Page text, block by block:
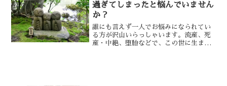
過ぎてしまったと悩んでいません
か？
誰にも言えず一人でお悩みになられてい
る方が沢山いらっしゃいます。流産、死
産・中絶、堕胎などで、この世に生まれ